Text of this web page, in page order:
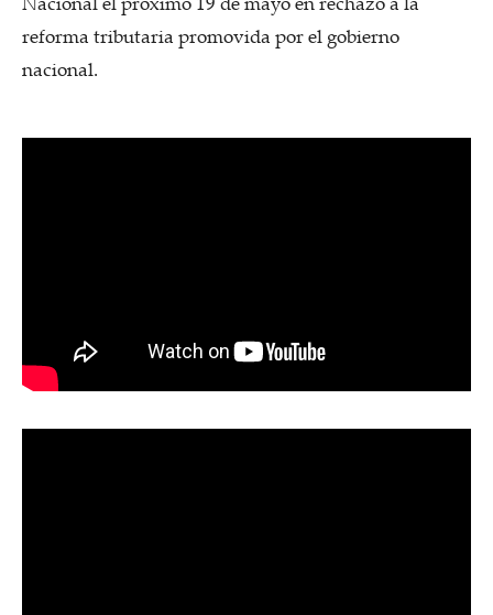
reforma tributaria promovida por el gobierno
nacional.